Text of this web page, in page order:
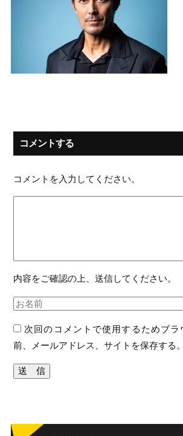
コメントする
コメントを入力してください。
内容をご確認の上、送信してください。
次回のコメントで使用するためブラ
前、メールアドレス、サイトを保存する。